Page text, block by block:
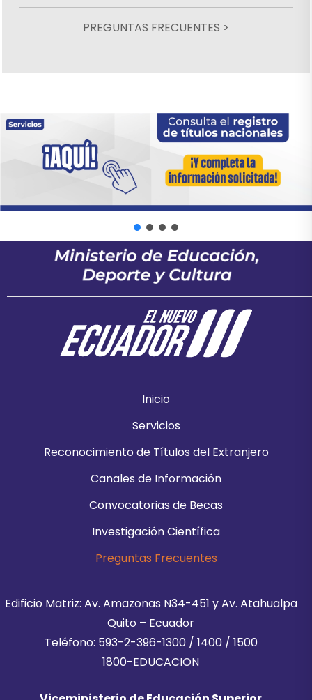
PREGUNTAS FRECUENTES >
Inicio
Servicios
Reconocimiento de Títulos del Extranjero
Canales de Información
Convocatorias de Becas
Investigación Científica
Preguntas Frecuentes
Edificio Matriz: Av. Amazonas N34-451 y Av. Atahualpa
Quito – Ecuador
Teléfono: 593-2-396-1300 / 1400 / 1500
1800-EDUCACION